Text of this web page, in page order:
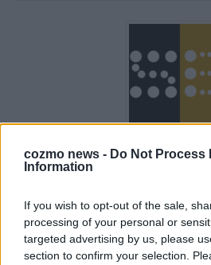
cozmo news - Do Not Process
Information
If you wish to opt-out of the sale,
processing of your personal or
targeted advertising by us, please
section to confirm your selection.
Über Redaktion |
berichtet fundiert, verständlich und
in der Region, in Deutschland und
klassisches journalistisches
Erzählformen – klar, zuverlässig